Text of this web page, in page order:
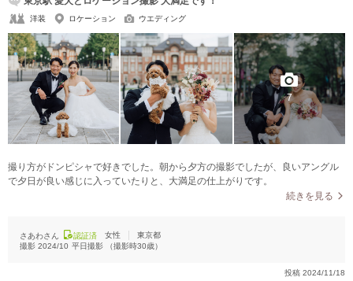
洋装 ロケーション ウエディング
7
撮り方がドンピシャで好きでした。朝から夕方の撮影でしたが、良いアングル
で夕日が良い感じに入っていたりと、大満足の仕上がりです。
続きを見る
さあわさん 認証済 女性
東京都
撮影 2024/10 平日撮影 （撮影時30歳）
投稿 2024/11/18